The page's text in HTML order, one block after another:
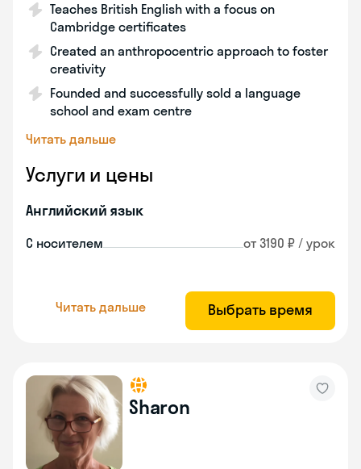
Teaches British English with a focus on
Cambridge certificates
Created an anthropocentric approach to foster
creativity
Founded and successfully sold a language
school and exam centre
Читать дальше
Услуги и цены
Английский язык
С носителем от 3190 ₽ / урок
Читать дальше Выбрать время
Sharon